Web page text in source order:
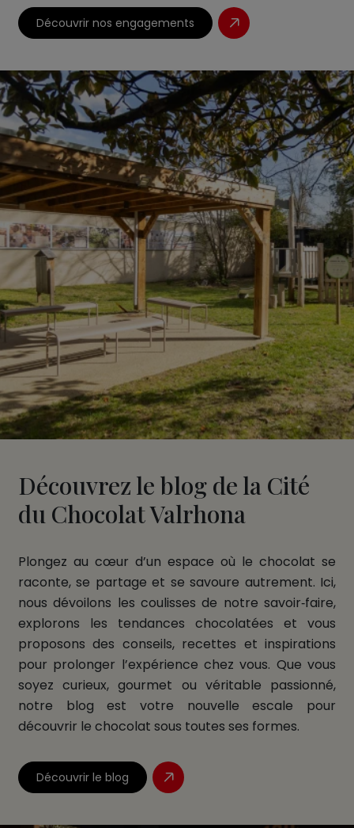
Découvrir nos engagements
Découvrez le blog de la Cité
du Chocolat Valrhona
Plongez au cœur d’un espace où le chocolat se
raconte, se partage et se savoure autrement. Ici,
nous dévoilons les coulisses de notre savoir‑faire,
explorons les tendances chocolatées et vous
proposons des conseils, recettes et inspirations
pour prolonger l’expérience chez vous. Que vous
soyez curieux, gourmet ou véritable passionné,
notre blog est votre nouvelle escale pour
découvrir le chocolat sous toutes ses formes.
Découvrir le blog